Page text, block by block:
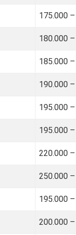
175.000
180.000
185.000
190.000
195.000
195.000
220.000
250.000
195.000
200.000